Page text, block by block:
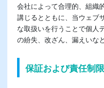
会社によって合理的、組織
講じるとともに、当ウェブ
な取扱いを行うことで個人
の紛失、改ざん、漏えいな
保証および責任制限